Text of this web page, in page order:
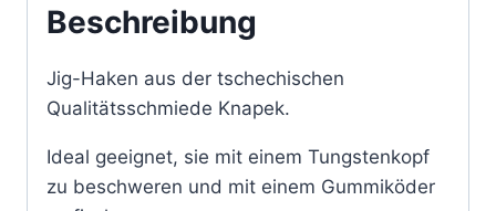
Beschreibung
Jig-Haken aus der tschechischen
Qualitätsschmiede Knapek.
Ideal geeignet, sie mit einem Tungstenkopf
zu beschweren und mit einem Gummiköder